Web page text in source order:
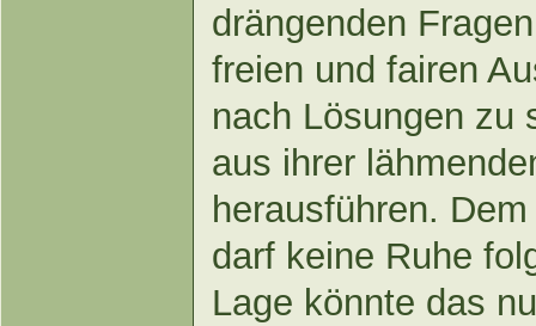
drängenden
freien und fairen
nach Lösungen zu
aus ihrer
herausführen.
darf keine Ruhe
Lage könnte das